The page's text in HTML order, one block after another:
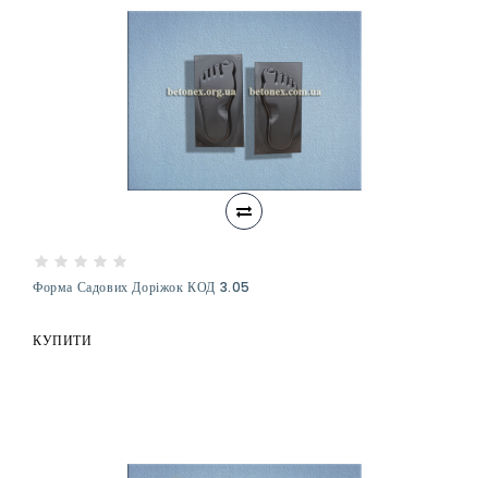
Форма Садових Доріжок КОД 3.05
КУПИТИ